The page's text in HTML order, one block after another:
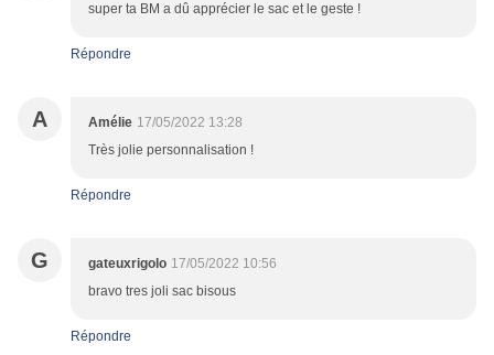
super ta BM a dû apprécier le sac et le geste !
Répondre
A Amélie 17/05/2022 13:28
Très jolie personnalisation !
Répondre
G gateuxrigolo 17/05/2022 10:56
bravo tres joli sac bisous
Répondre